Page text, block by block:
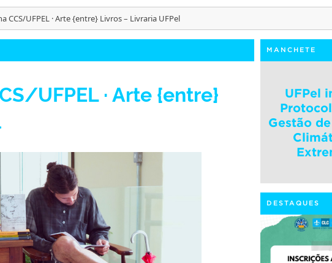
CCS/UFPEL · Arte {entre} Livros – Livraria UFPel
UFPEL · Arte {entre}
MANCHETE
UFPel
Gestão
DESTAQUES